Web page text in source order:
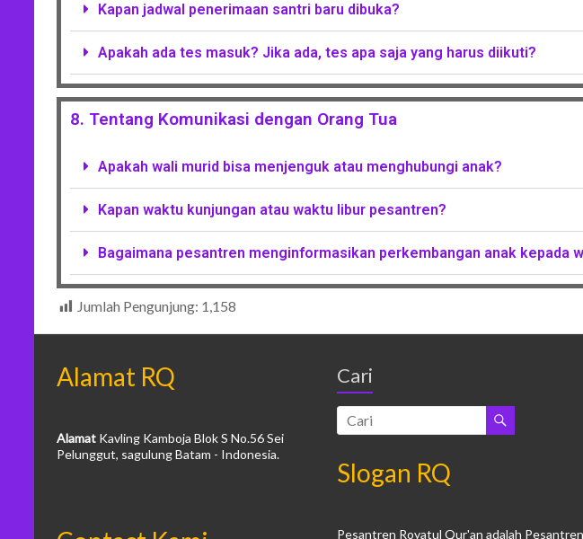
Kapan jadwal penerimaan santri baru dibuka?
Apakah ada tes masuk? Jika ada, tes apa saja yang harus diikuti?
8. Tentang Komunikasi dengan Orang Tua
Apakah wali murid bisa menjenguk atau menghubungi anak?
Kapan waktu kunjungan atau waktu libur pesantren?
Bagaimana pesantren menginformasikan perkembangan anak kepada
Jumlah Pengunjung: 1,158
Alamat RQ
Alamat Kavling Kamboja Blok S No.56 Sei
Pelunggut, sagulung Batam - Indonesia.
Cari
Slogan RQ
Pesantren Royatul Qur'an adalah Pesantren